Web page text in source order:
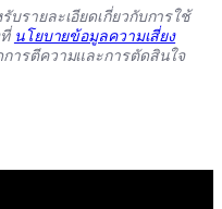
บรายละเอียดเกี่ยวกับการใช้
ที่ นโยบายข้อมูลความเสี่ยง
ารตีความและการตัดสินใจ